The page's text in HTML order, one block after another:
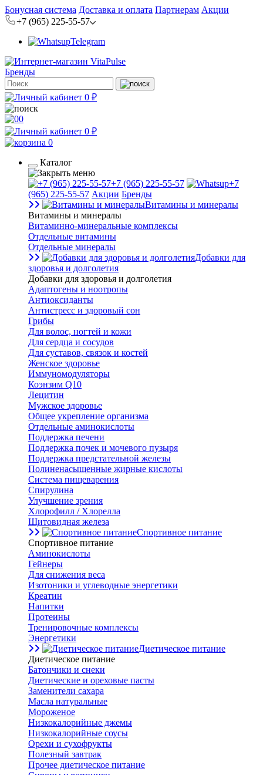
Бонусная система Доставка и оплата Партнерам Акции
+7 (965) 225-55-57
Telegram
Бренды
0 ₽
0
0 ₽
0
Каталог
+7 (965) 225-55-57
+7
(965) 225-55-57 Акции Бренды
Витамины и минералы
Витамины и минералы
Витаминно-минеральные комплексы
Отдельные витамины
Отдельные минералы
Добавки для
здоровья и долголетия
Добавки для здоровья и долголетия
Адаптогены и ноотропы
Антиоксиданты
Антистресс и здоровый сон
Грибы
Для волос, ногтей и кожи
Для сердца и сосудов
Для суставов, связок и костей
Женское здоровье
Иммуномодуляторы
Коэнзим Q10
Лецитин
Мужское здоровье
Общее укрепление организма
Отдельные аминокислоты
Поддержка печени
Поддержка почек и мочевого пузыря
Поддержка предстательной железы
Полиненасыщенные жирные кислоты
Система пищеварения
Спирулина
Улучшение зрения
Хлорофилл / Хлорелла
Щитовидная железа
Спортивное питание
Спортивное питание
Аминокислоты
Гейнеры
Для снижения веса
Изотоники и углеводные энергетики
Креатин
Напитки
Протеины
Тренировочные комплексы
Энергетики
Диетическое питание
Диетическое питание
Батончики и снеки
Диетические и ореховые пасты
Заменители сахара
Масла натуральные
Мороженое
Низкокалорийные джемы
Низкокалорийные соусы
Орехи и сухофрукты
Полезный завтрак
Прочее диетическое питание